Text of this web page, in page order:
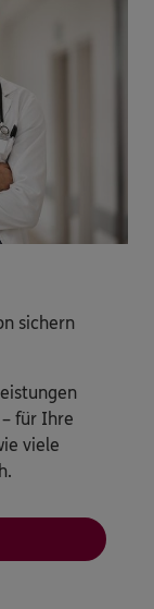
sichern
für Ihre
viele